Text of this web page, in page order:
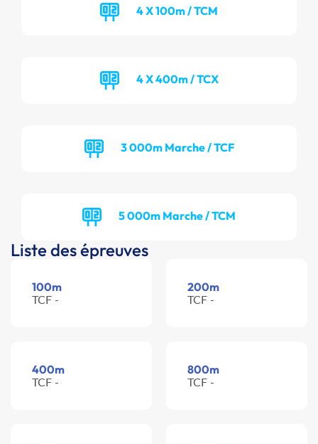
4 X 100m / TCM
4 X 400m / TCX
3 000m Marche / TCF
5 000m Marche / TCM
Liste des épreuves
100m
TCF -
200m
TCF -
400m
TCF -
800m
TCF -